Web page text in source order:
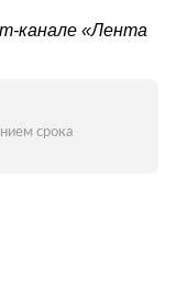
канале «Лента
срока